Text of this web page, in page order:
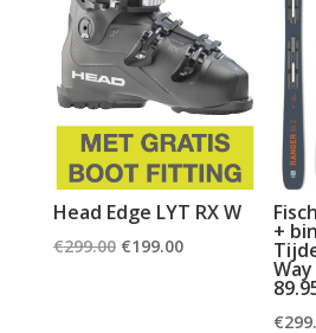
Head Edge LYT RX W
€299.00 Oorspronkelijke
€199.00Huidige
+
€